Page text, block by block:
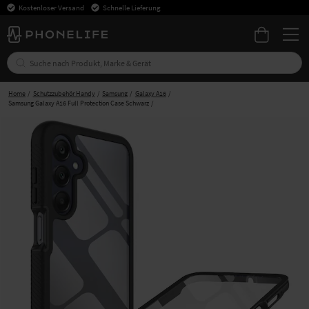
Kostenloser Versand Schnelle Lieferung
Home Schutzzubehör Handy Samsung
Galaxy A16
Samsung Galaxy A16 Full Protection Case Schwarz